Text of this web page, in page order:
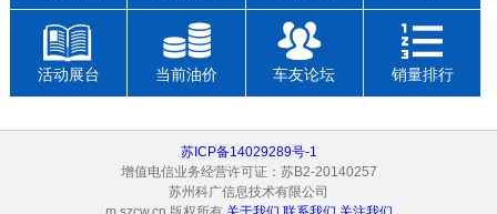
活动展台 当前油价 车友论坛 销量排行
苏ICP备14029289号-1
增值电信业务经营许可证：苏B2-20140257
苏州科广信息技术有限公司